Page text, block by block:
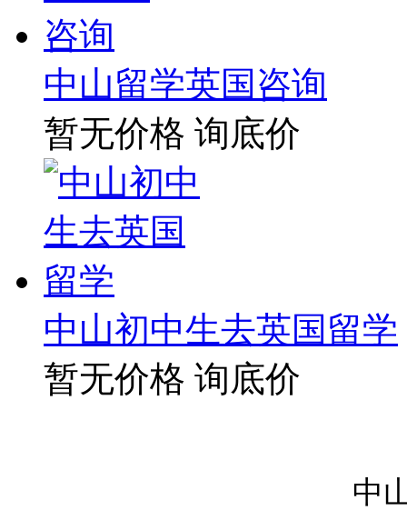
中山留学英国咨询
暂无价格 询底价
中山初中生去英国留学
暂无价格 询底价
中